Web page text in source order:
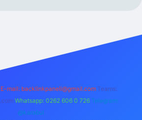
E-mail: backlinkpaneli@gmail.com Teams:
Whatsapp: 0262 606 0 726 Telegram:
@karabul